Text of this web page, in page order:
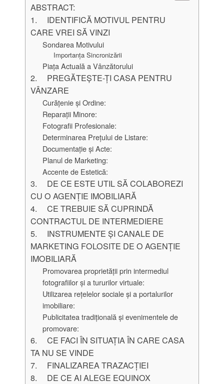
ABSTRACT:
1. IDENTIFICĂ MOTIVUL PENTRU
CARE VREI SĂ VINZI
Sondarea Motivului
Importanța Sincronizării
Piața Actuală a Vânzătorului
2. PREGĂTEȘTE-ȚI CASA PENTRU
VÂNZARE
Curățenie și Ordine:
Reparații Minore:
Fotografii Profesionale:
Determinarea Prețului de Listare:
Documentație și Acte:
Planul de Marketing:
Accente de Estetică:
3. DE CE ESTE UTIL SĂ COLABOREZI
CU O AGENȚIE IMOBILIARĂ
4. CE TREBUIE SĂ CUPRINDĂ
CONTRACTUL DE INTERMEDIERE
5. INSTRUMENTE ȘI CANALE DE
MARKETING FOLOSITE DE O AGENȚIE
IMOBILIARĂ
Promovarea proprietății prin intermediul
fotografiilor și a tururilor virtuale:
Utilizarea rețelelor sociale și a portalurilor
imobiliare:
Publicitatea tradițională și evenimentele de
promovare:
6. CE FACI ÎN SITUAȚIA ÎN CARE CASA
TA NU SE VINDE
7. FINALIZAREA TRAZACȚIEI
8. DE CE AI ALEGE EQUINOX